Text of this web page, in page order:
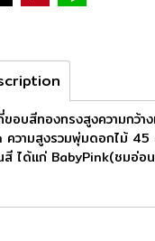
อบสีทองทรงสูงความกว้า
วามสูงรวมพุ่มดอกไม้ 45
สี ได้เเก่ BabyPink(ชมอ่